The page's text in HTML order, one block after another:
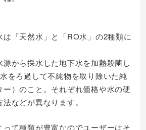
は「天然水」と「RO水」の2種類に
から採水した地下水を加熱殺菌し
をろ過して不純物を取り除いた純
ー）のこと。それぞれ価格や水の硬
などが異なります。
って種類が豊富なのでユーザーはそ